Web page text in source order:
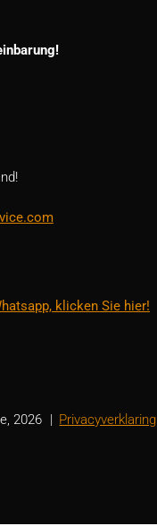
klicken Sie hier!
2026 Privacyverklaring